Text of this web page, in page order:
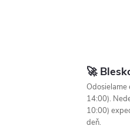
🚀
Odosielame
14:00).
10:00)
deň.